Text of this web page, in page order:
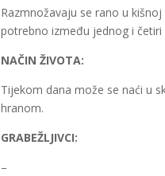
Razmnožavaju se rano u
potrebno između jednog i
NAČIN ŽIVOTA:
Tijekom dana može se naći u
hranom.
GRABEŽLJIVCI:
–